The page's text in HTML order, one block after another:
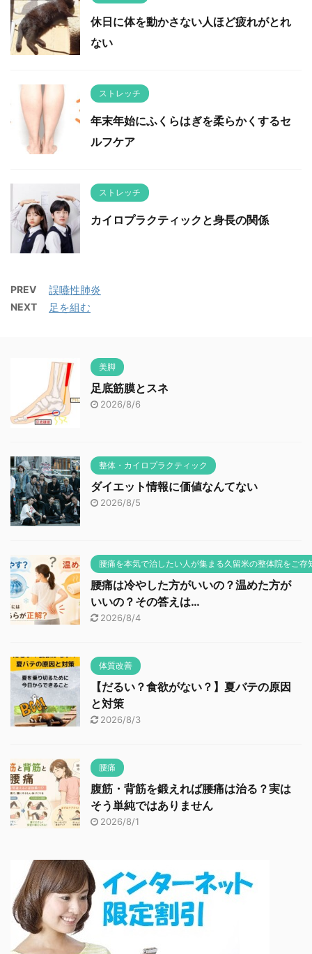
休日に体を動かさない人ほど疲れがとれ
ない
ストレッチ
年末年始にふくらはぎを柔らかくするセ
ルフケア
ストレッチ
カイロプラクティックと身長の関係
PREV 誤嚥性肺炎
NEXT 足を組む
美脚
足底筋膜とスネ
2026/8/6
整体・カイロプラクティック
ダイエット情報に価値なんてない
2026/8/5
腰痛を本気で治したい人が集まる久留米の整体院をご存
腰痛は冷やした方がいいの？温めた方が
いいの？その答えは…
2026/8/4
体質改善
【だるい？食欲がない？】夏バテの原因
と対策
2026/8/3
腰痛
腹筋・背筋を鍛えれば腰痛は治る？実は
そう単純ではありません
2026/8/1